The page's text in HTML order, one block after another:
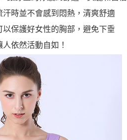
有額度不足之情形，本公司將視審查結果
他人資訊註冊。若發現惡意使用之情形，
該用戶之使用額度並採取法律行動。
時並不會感到悶熱，清爽舒適
保護好女性的胸部，避免下垂
人依然活動自如！